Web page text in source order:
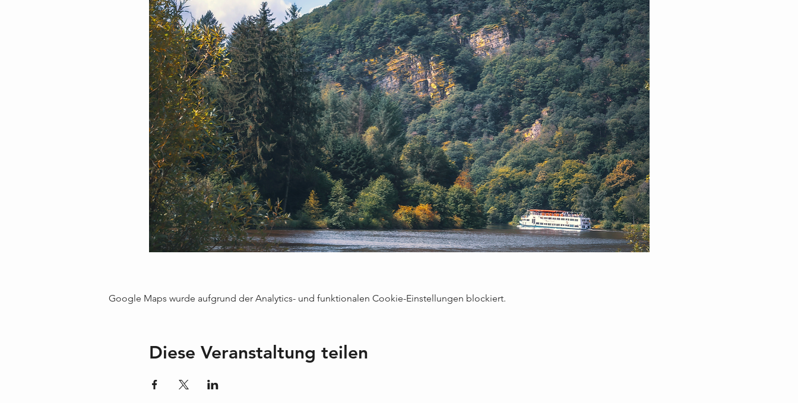
Google Maps wurde aufgrund der Analytics- und funktionalen Cookie-Einstellungen blockiert.
Diese Veranstaltung teilen